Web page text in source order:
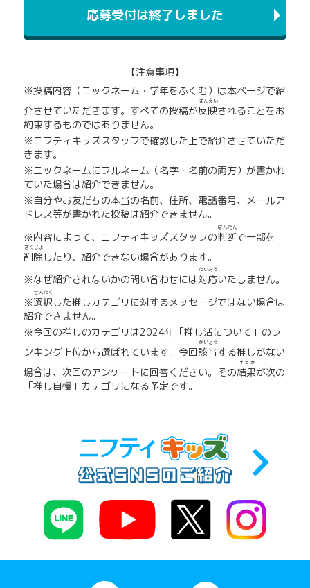
応募受付は終了しました
【注意事項】
※投稿内容（ニックネーム・学年をふくむ）は本ページで紹
介させていただきます。すべての投稿が反映
はんえい
されることをお
約束するものではありません。
※ニフティキッズスタッフで確認した上で紹介させていただ
きます。
※ニックネームにフルネーム（名字・名前の両方）が書かれ
ていた場合は紹介できません。
※自分やお友だちの本当の名前、住所、電話番号、メールア
ドレス等が書かれた投稿は紹介できません。
※内容によって、ニフティキッズスタッフの判断
はんだん
で一部を
削除
さくじょ
したり、紹介できない場合があります。
※なぜ紹介されないかの問い合わせには対応
たいおう
いたしません。
※選択
せんたく
した推しカテゴリに対するメッセージではない場合は
紹介できません。
※今回の推しのカテゴリは2024年「推し活について」のラ
ンキング上位から選ばれています。今回該当
がいとう
する推しがない
場合は、次回のアンケートに回答ください。その結果
けっか
が次の
「推し自慢」カテゴリになる予定です。